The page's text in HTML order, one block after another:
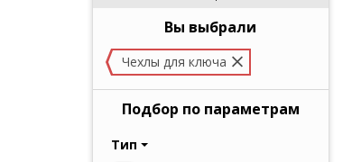
Вы выбрали
Чехлы для ключа
Подбор по параметрам
Тип